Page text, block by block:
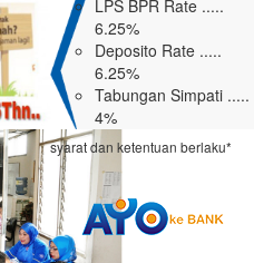
LPS BPR Rate .....
6.25%
Deposito Rate .....
6.25%
Tabungan Simpati .....
4%
Tabungan BMU .....
Kategori B Plus .....
37%
Kategori B ..... 31%
..... %
syarat dan ketentuan berlaku*